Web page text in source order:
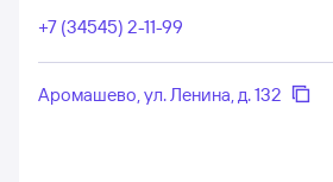
+7 (34545) 2-11-99
Аромашево, ул. Ленина, д. 132